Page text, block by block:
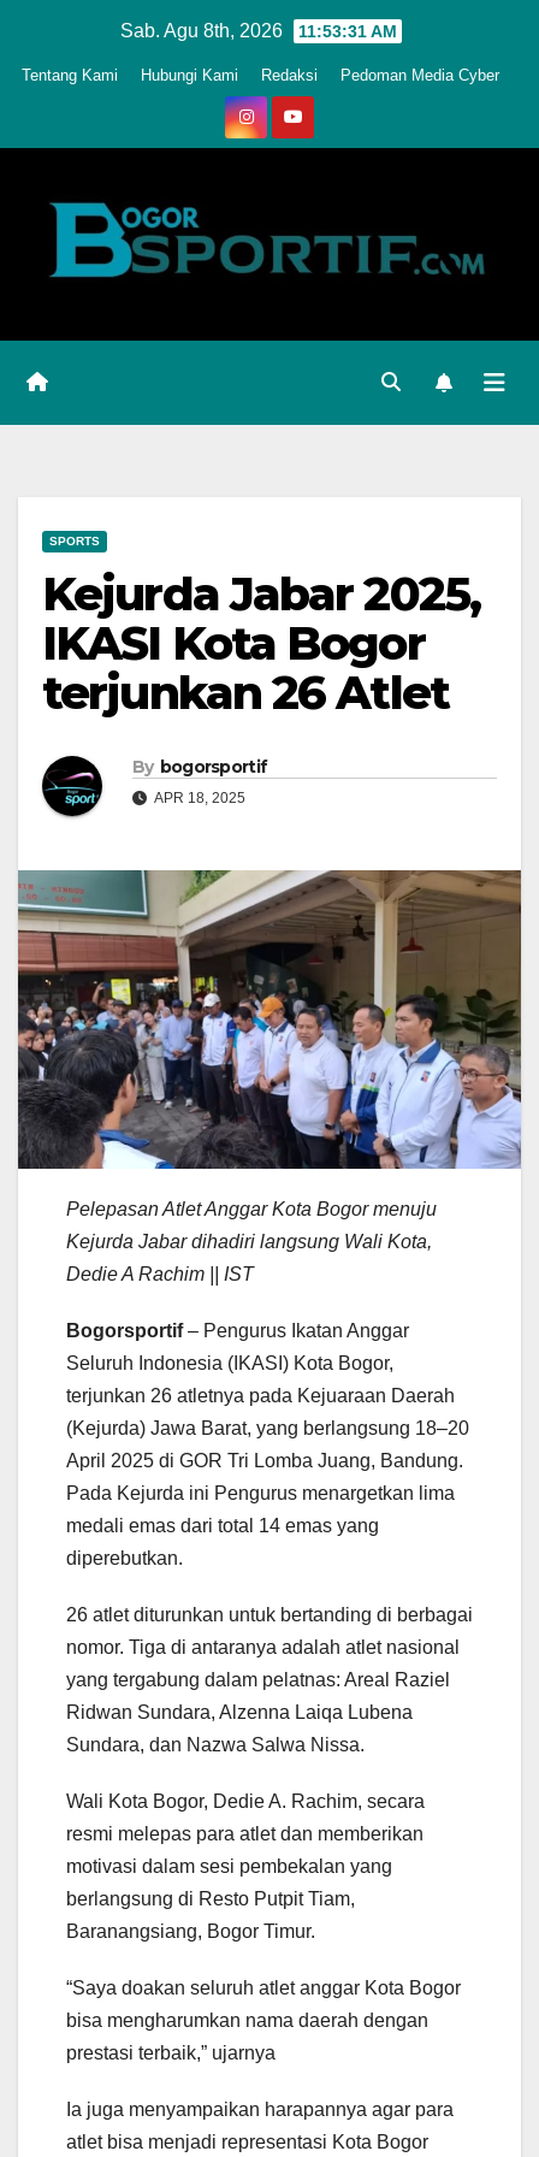
Sab. Agu 8th, 2026 11:53:34 AM
Tentang Kami Hubungi Kami Redaksi Pedoman Media Cyber
SPORTS
Kejurda Jabar 2025,
IKASI Kota Bogor
terjunkan 26 Atlet
By bogorsportif
APR 18, 2025
Pelepasan Atlet Anggar Kota Bogor menuju
Kejurda Jabar dihadiri langsung Wali Kota,
Dedie A Rachim || IST
Bogorsportif– Pengurus Ikatan Anggar
Seluruh Indonesia (IKASI) Kota Bogor,
terjunkan 26 atletnya pada Kejuaraan Daerah
(Kejurda) Jawa Barat, yang berlangsung 18–20
April 2025 di GOR Tri Lomba Juang, Bandung.
Pada Kejurda ini Pengurus menargetkan lima
medali emas dari total 14 emas yang
diperebutkan.
26 atlet diturunkan untuk bertanding di berbagai
nomor. Tiga di antaranya adalah atlet nasional
yang tergabung dalam pelatnas: Areal Raziel
Ridwan Sundara, Alzenna Laiqa Lubena
Sundara, dan Nazwa Salwa Nissa.
Wali Kota Bogor, Dedie A. Rachim, secara
resmi melepas para atlet dan memberikan
motivasi dalam sesi pembekalan yang
berlangsung di Resto Putpit Tiam,
Baranangsiang, Bogor Timur.
“Saya doakan seluruh atlet anggar Kota Bogor
bisa mengharumkan nama daerah dengan
prestasi terbaik,” ujarnya
Ia juga menyampaikan harapannya agar para
atlet bisa menjadi representasi Kota Bogor